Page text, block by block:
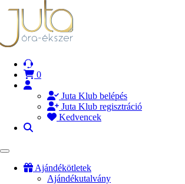
0
Juta Klub belépés
Juta Klub regisztráció
Kedvencek
Ajándékötletek
Ajándékutalvány